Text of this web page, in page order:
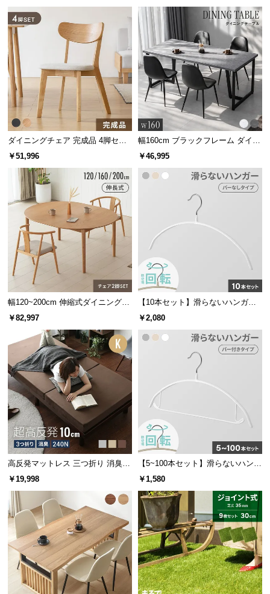
つ
い
サ
ポ
ー
ブ
ロ
企
業
情
報
ダイニングチェア 完成品 4脚セッ
ト
￥51,996
幅160cm ブラックフレーム ダイニ
ングセット 大理石調 4人掛け
￥46,995
幅120~200cm 伸縮式ダイニング3
点セット
￥82,997
【10本セット】滑らないハンガー
回転フック
￥2,080
高反発マットレス 三つ折り 消臭
高密度ハード 厚さ10cm K
￥19,998
【5~100本セット】滑らないハンガ
ー バー付き
￥1,580